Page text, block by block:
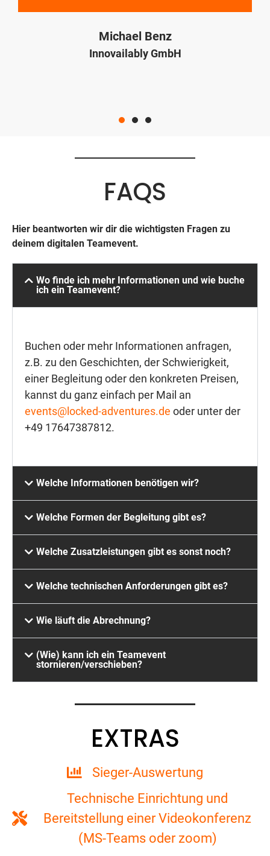
Michael Benz
Innovailably GmbH
FAQS
Hier beantworten wir dir die wichtigsten Fragen zu
deinem digitalen Teamevent.
Wo finde ich mehr Informationen und wie buche
ich ein Teamevent?
Buchen oder mehr Informationen anfragen,
z.B. zu den Geschichten, der Schwierigkeit,
einer Begleitung oder den konkreten Preisen,
kannst du ganz einfach per Mail an
events@locked-adventures.de oder unter der
+49 17647387812.
Welche Informationen benötigen wir?
Welche Formen der Begleitung gibt es?
Welche Zusatzleistungen gibt es sonst noch?
Welche technischen Anforderungen gibt es?
Wie läuft die Abrechnung?
(Wie) kann ich ein Teamevent
stornieren/verschieben?
EXTRAS
Sieger-Auswertung
Technische Einrichtung und
Bereitstellung einer Videokonferenz
(MS-Teams oder zoom)